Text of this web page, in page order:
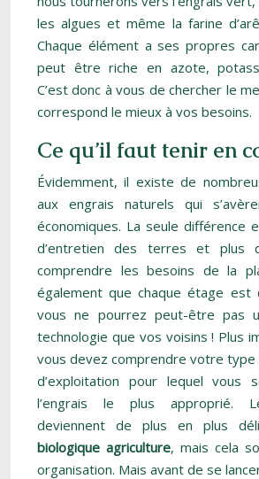
les algues et même la farine
Chaque élément a ses propres
peut être riche en azote,
C’est donc à vous de chercher le
correspond le mieux à vos besoins.
Ce qu’il faut tenir en
Évidemment, il existe de
aux engrais naturels qui
économiques. La seule différence
d’entretien des terres et plus
comprendre les besoins de la
également que chaque étage
vous ne pourrez peut-être pas
technologie que vos voisins ! Plus
vous devez comprendre votre
d’exploitation pour lequel vous
l’engrais le plus approprié.
deviennent de plus en plus
biologique agriculture, mais cela
organisation. Mais avant de se